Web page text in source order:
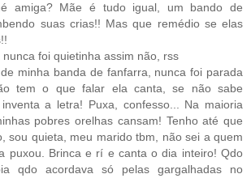
amiga? Mãe é tudo igual, um bando de
suas crias!! Mas que remédio se elas
nunca foi quietinha assim não, rss
minha banda de fanfarra, nunca foi parada
tem o que falar ela canta, se não sabe
a letra! Puxa, confesso... Na maioria
pobres orelhas cansam! Tenho até que
sou quieta, meu marido tbm, não sei a quem
puxou. Brinca e rí e canta o dia inteiro! Qdo
qdo acordava só pelas gargalhadas no